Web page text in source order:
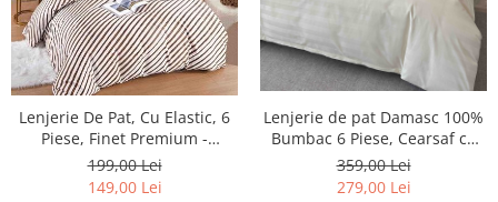
Lenjerie De Pat, Cu Elastic, 6
Piese, Finet Premium -
LPBF6PE113
199,00 Lei
149,00 Lei
Lenjerie de pat Damasc 100%
Bumbac 6 Piese, Cearsaf cu
Elastic, Crem
359,00 Lei
279,00 Lei